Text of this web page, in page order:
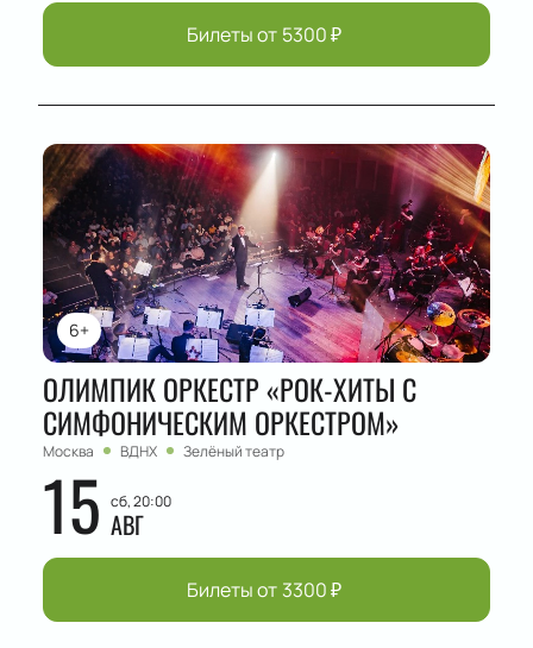
Билеты от 5300₽
6+
ОЛИМПИК ОРКЕСТР «РОК-ХИТЫ С
СИМФОНИЧЕСКИМ ОРКЕСТРОМ»
Москва ВДНХ Зелёный театр
15 сб, 20:00
АВГ
Билеты от 3300₽